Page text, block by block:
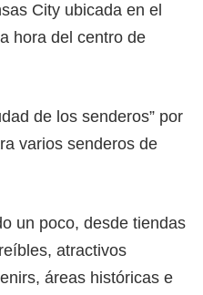
City ubicada en el
hora del centro de
de los senderos” por
varios senderos de
un poco, desde tiendas
atractivos
áreas históricas e